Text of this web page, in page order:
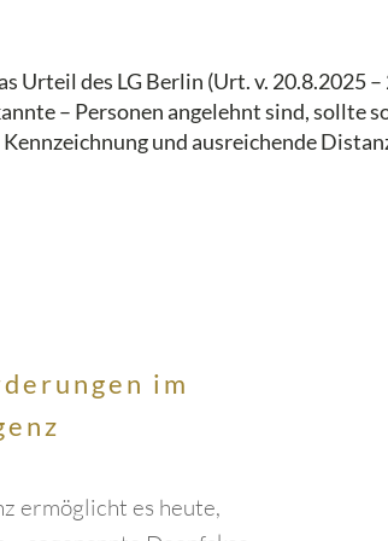
des LG Berlin (Urt. v. 20.8.2025
– Personen angelehnt sind,
und ausreichende
im
ermöglicht es heute,